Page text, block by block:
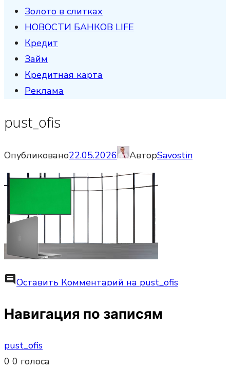
Золото в слитках
НОВОСТИ БАНКОВ LIFE
Кредит
Займ
Кредитная карта
Реклама
pust_ofis
Опубликовано22.05.2026 АвторSavostin
commentОставить Комментарий на pust_ofis
Навигация по записям
pust_ofis
0 0 голоса